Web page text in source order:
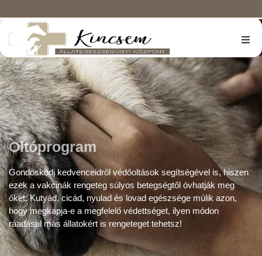
Rólunk
Szolgáltatások
Árlista
Kapcsolat
Kisállat-biztosítás
Oltóprogram
Gondoskodj kedvenceidről védőoltások segítségével is, hiszen
ezek a vakcinák rengeteg súlyos betegségtől óvhatják meg
őket. Kutyád, cicád, nyulad és lovad egészsége múlik azon,
hogy megkapja-e a megfelelő védettséget, ilyen módon
ráadásul más állatokért is rengeteget tehetsz!